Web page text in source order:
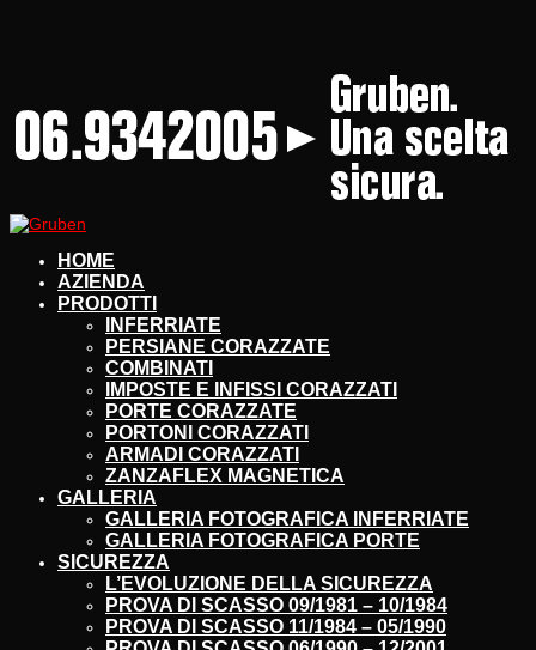
HOME
AZIENDA
PRODOTTI
INFERRIATE
PERSIANE CORAZZATE
COMBINATI
IMPOSTE E INFISSI CORAZZATI
PORTE CORAZZATE
PORTONI CORAZZATI
ARMADI CORAZZATI
ZANZAFLEX MAGNETICA
GALLERIA
GALLERIA FOTOGRAFICA INFERRIATE
GALLERIA FOTOGRAFICA PORTE
SICUREZZA
L’EVOLUZIONE DELLA SICUREZZA
PROVA DI SCASSO 09/1981 – 10/1984
PROVA DI SCASSO 11/1984 – 05/1990